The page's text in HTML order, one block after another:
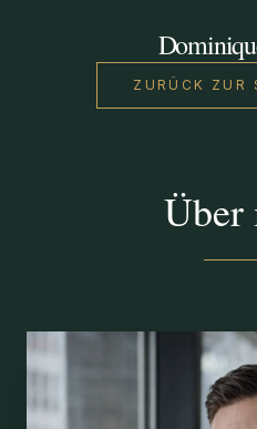
ZURÜCK ZUR
Über